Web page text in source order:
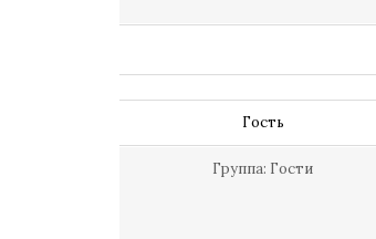
Гость
Группа: Гости